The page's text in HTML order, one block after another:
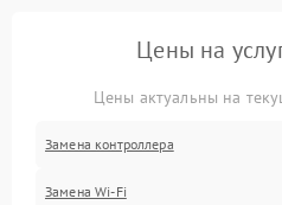
Цены на
Цены актуальны на
Замена контроллера
Замена Wi-Fi